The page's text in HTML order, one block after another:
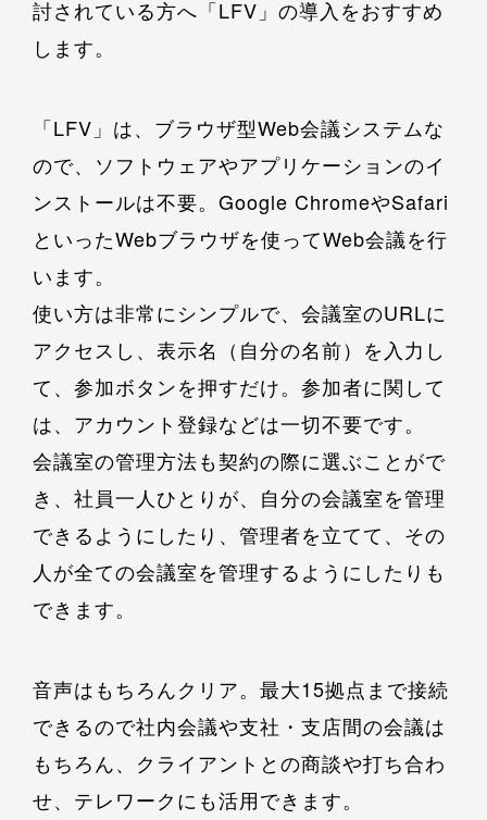
討されている方へ「LFV」の導入をおすすめ
します。
「LFV」は、ブラウザ型Web会議システムな
ので、ソフトウェアやアプリケーションのイ
ンストールは不要。Google ChromeやSafari
といったWebブラウザを使ってWeb会議を行
います。
使い方は非常にシンプルで、会議室のURLに
アクセスし、表示名（自分の名前）を入力し
て、参加ボタンを押すだけ。参加者に関して
は、アカウント登録などは一切不要です。
会議室の管理方法も契約の際に選ぶことがで
き、社員一人ひとりが、自分の会議室を管理
できるようにしたり、管理者を立てて、その
人が全ての会議室を管理するようにしたりも
できます。
音声はもちろんクリア。最大15拠点まで接続
できるので社内会議や支社・支店間の会議は
もちろん、クライアントとの商談や打ち合わ
せ、テレワークにも活用できます。